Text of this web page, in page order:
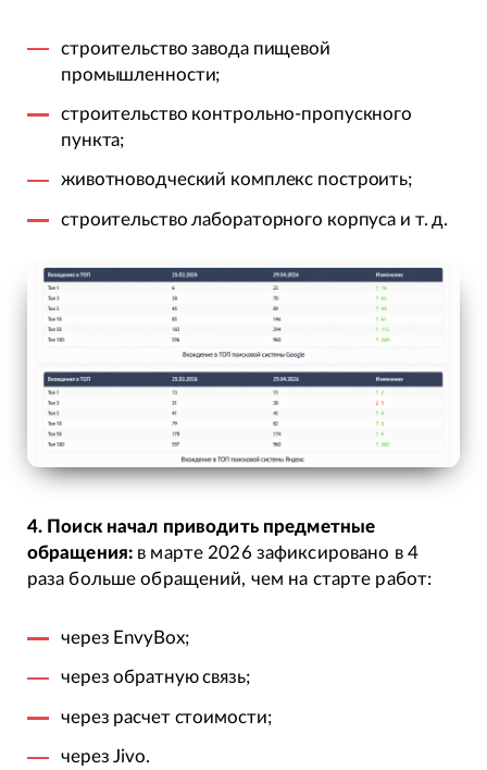
строительство завода пищевой
промышленности;
строительство контрольно-пропускного
пункта;
животноводческий комплекс построить;
строительство лабораторного корпуса и т. д.
4. Поиск начал приводить предметные
обращения: в марте 2026 зафиксировано в 4
раза больше обращений, чем на старте работ:
через EnvyBox;
через обратную связь;
через расчет стоимости;
через Jivo.